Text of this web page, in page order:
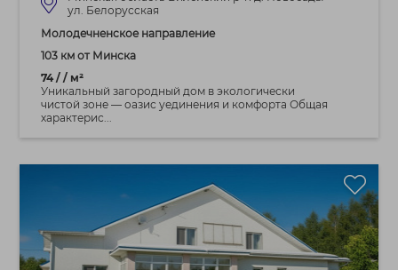
ул. Белорусская
Молодечненское направление
103 км от Минска
74 / / м²
Уникальный загородный дом в экологически
чистой зоне — оазис уединения и комфорта Общая
характерис...